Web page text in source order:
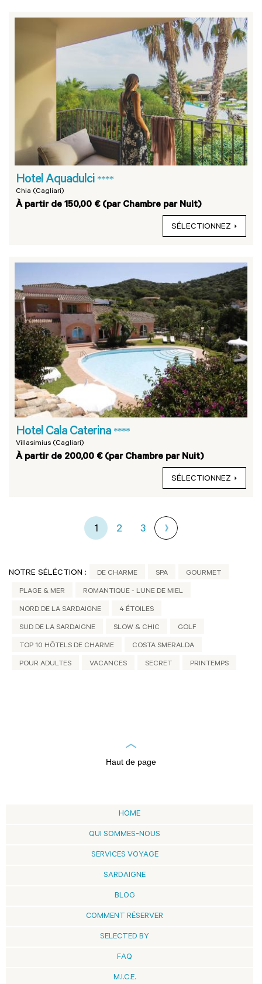
Hotel Aquadulci ****
Chia (Cagliari)
À partir de 150,00 € (par Chambre par Nuit)
SÉLECTIONNEZ
Hotel Cala Caterina ****
Villasimius (Cagliari)
À partir de 200,00 € (par Chambre par Nuit)
SÉLECTIONNEZ
1 2 3
NOTRE SÉLÉCTION : DE CHARME SPA GOURMET
PLAGE & MER ROMANTIQUE - LUNE DE MIEL
NORD DE LA SARDAIGNE 4 ÉTOILES
SUD DE LA SARDAIGNE SLOW & CHIC GOLF
TOP 10 HÔTELS DE CHARME COSTA SMERALDA
POUR ADULTES VACANCES SECRET PRINTEMPS
Haut de page
HOME
QUI SOMMES-NOUS
SERVICES VOYAGE
SARDAIGNE
BLOG
COMMENT RÉSERVER
SELECTED BY
FAQ
M.I.C.E.